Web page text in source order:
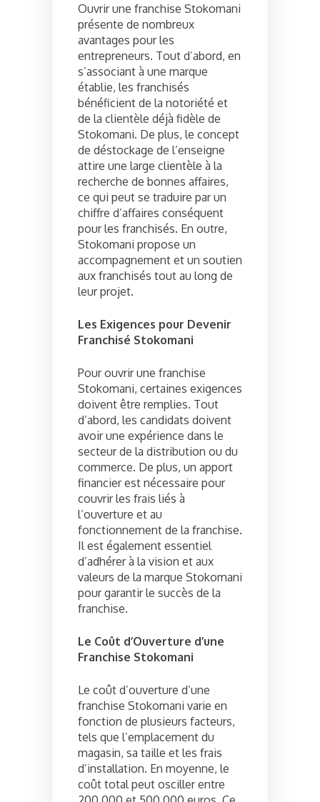
Ouvrir une franchise Stokomani
présente de nombreux
avantages pour les
entrepreneurs. Tout d’abord, en
s’associant à une marque
établie, les franchisés
bénéficient de la notoriété et
de la clientèle déjà fidèle de
Stokomani. De plus, le concept
de déstockage de l’enseigne
attire une large clientèle à la
recherche de bonnes affaires,
ce qui peut se traduire par un
chiffre d’affaires conséquent
pour les franchisés. En outre,
Stokomani propose un
accompagnement et un soutien
aux franchisés tout au long de
leur projet.
Les Exigences pour Devenir
Franchisé Stokomani
Pour ouvrir une franchise
Stokomani, certaines exigences
doivent être remplies. Tout
d’abord, les candidats doivent
avoir une expérience dans le
secteur de la distribution ou du
commerce. De plus, un apport
financier est nécessaire pour
couvrir les frais liés à
l’ouverture et au
fonctionnement de la franchise.
Il est également essentiel
d’adhérer à la vision et aux
valeurs de la marque Stokomani
pour garantir le succès de la
franchise.
Le Coût d’Ouverture d’une
Franchise Stokomani
Le coût d’ouverture d’une
franchise Stokomani varie en
fonction de plusieurs facteurs,
tels que l’emplacement du
magasin, sa taille et les frais
d’installation. En moyenne, le
coût total peut osciller entre